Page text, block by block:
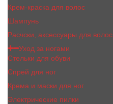
Крем-краска для волос
Шампунь
Расчски, аксессуары для волос
Уход за ногами
Стельки для обуви
Спрей для ног
Крема и маски для ног
Электрические пилки